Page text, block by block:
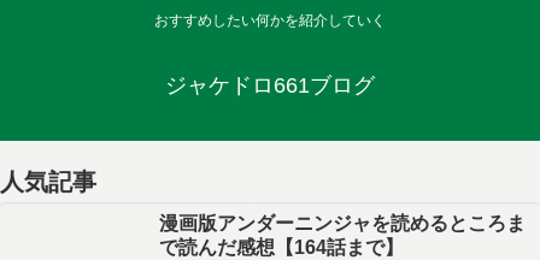
おすすめしたい何かを紹介していく
ジャケドロ661ブログ
人気記事
漫画版アンダーニンジャを読めるところま
で読んだ感想【164話まで】